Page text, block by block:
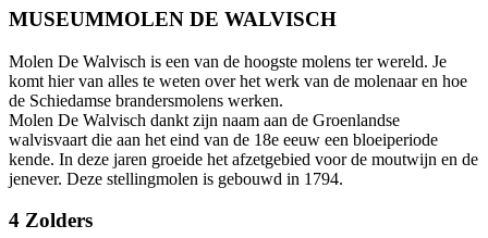
MUSEUMMOLEN DE WALVISCH
Molen De Walvisch is een van de hoogste molens ter wereld. Je
komt hier van alles te weten over het werk van de molenaar en hoe
de Schiedamse brandersmolens werken.
Molen De Walvisch dankt zijn naam aan de Groenlandse
walvisvaart die aan het eind van de 18e eeuw een bloeiperiode
kende. In deze jaren groeide het afzetgebied voor de moutwijn en de
jenever. Deze stellingmolen is gebouwd in 1794.
4 Zolders